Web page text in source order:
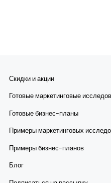
Скидки и акции
Готовые маркетинговые
Готовые бизнес-планы
Примеры маркетинговых
Примеры бизнес-планов
Блог